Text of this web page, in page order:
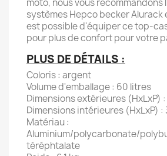
moto, nous vous recommandons
systèmes Hepco becker Alurack
est possible d'équiper ce top-
pour plus de confort pour votre
PLUS DE DÉTAILS :
Coloris : argent
Volume d'emballage : 60 litres
Dimensions extérieures (HxLxP) :
Dimensions intérieures (HxLxP) :
Matériau :
Aluminium/polycarbonate/
téréphtalate